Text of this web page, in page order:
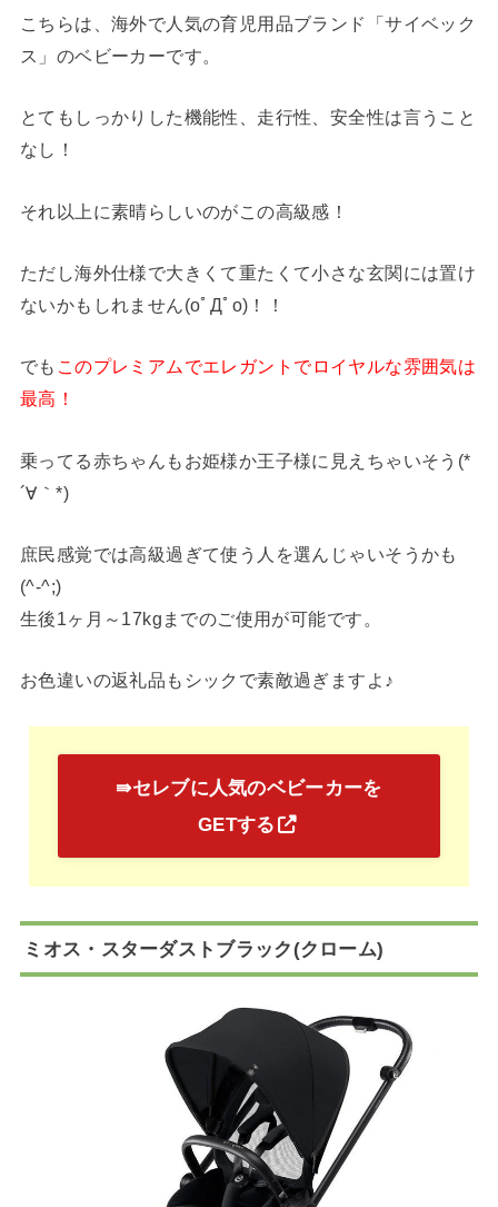
こちらは、海外で人気の育児用品ブランド「サイベック
ス」のベビーカーです。
とてもしっかりした機能性、走行性、安全性は言うこと
なし！
それ以上に素晴らしいのがこの高級感！
ただし海外仕様で大きくて重たくて小さな玄関には置け
ないかもしれません(oﾟДﾟo)！！
でも このプレミアムでエレガントでロイヤルな雰囲気は
最高！
乗ってる赤ちゃんもお姫様か王子様に見えちゃいそう(*
´∀｀*)
庶民感覚では高級過ぎて使う人を選んじゃいそうかも
(^-^;)
生後1ヶ月～17kgまでのご使用が可能です。
お色違いの返礼品もシックで素敵過ぎますよ♪
⇛セレブに人気のベビーカーを
GETする
ミオス・スターダストブラック(クローム)